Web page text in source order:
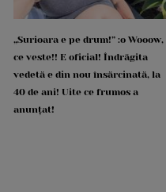
„Surioara e pe drum!” :o Wooow,
ce veste!! E oficial! Îndrăgita
vedetă e din nou însărcinată, la
40 de ani! Uite ce frumos a
anunțat!